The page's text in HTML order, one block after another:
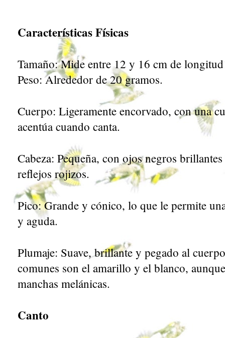
Características Físicas
Tamaño: Mide entre 12 y 16 cm de
Peso: Alrededor de 20 gramos.
Cuerpo: Ligeramente encorvado, con una
acentúa cuando canta.
Cabeza: Pequeña, con ojos negros
reflejos rojizos.
Pico: Grande y cónico, lo que le permite
y aguda.
Plumaje: Suave, brillante y pegado al
comunes son el amarillo y el blanco,
manchas melánicas.
Canto